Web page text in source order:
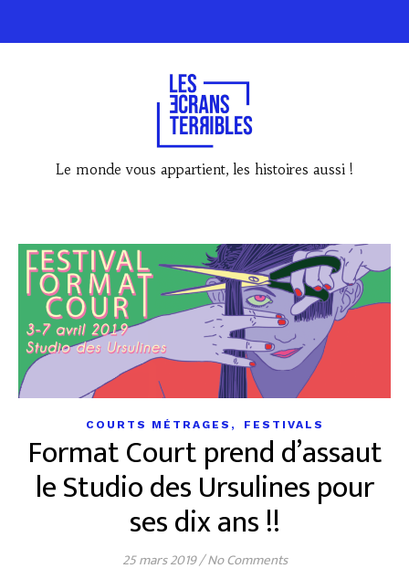
Le monde vous appartient, les histoires aussi !
COURTS MÉTRAGES , FESTIVALS
Format Court prend d’assaut
le Studio des Ursulines pour
ses dix ans !!
25 mars 2019/No Comments